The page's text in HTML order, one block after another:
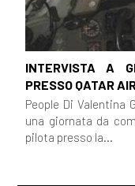
INTERVISTA A
PRESSO QATAR
People Di Valentina
una giornata da
pilota presso la...